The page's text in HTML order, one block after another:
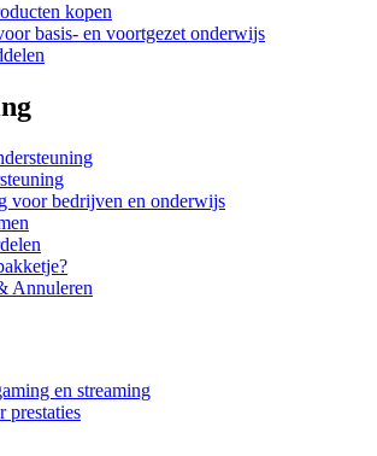
kopen
basis- en voortgezet onderwijs
voor bedrijven en onderwijs
Annuleren
en streaming
prestaties